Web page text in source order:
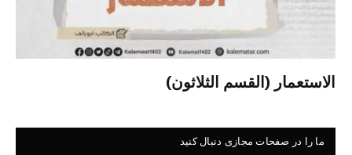
الاستعمار (القسم الثلاثون)
ما را در صفحات مجازی دنبال کنید